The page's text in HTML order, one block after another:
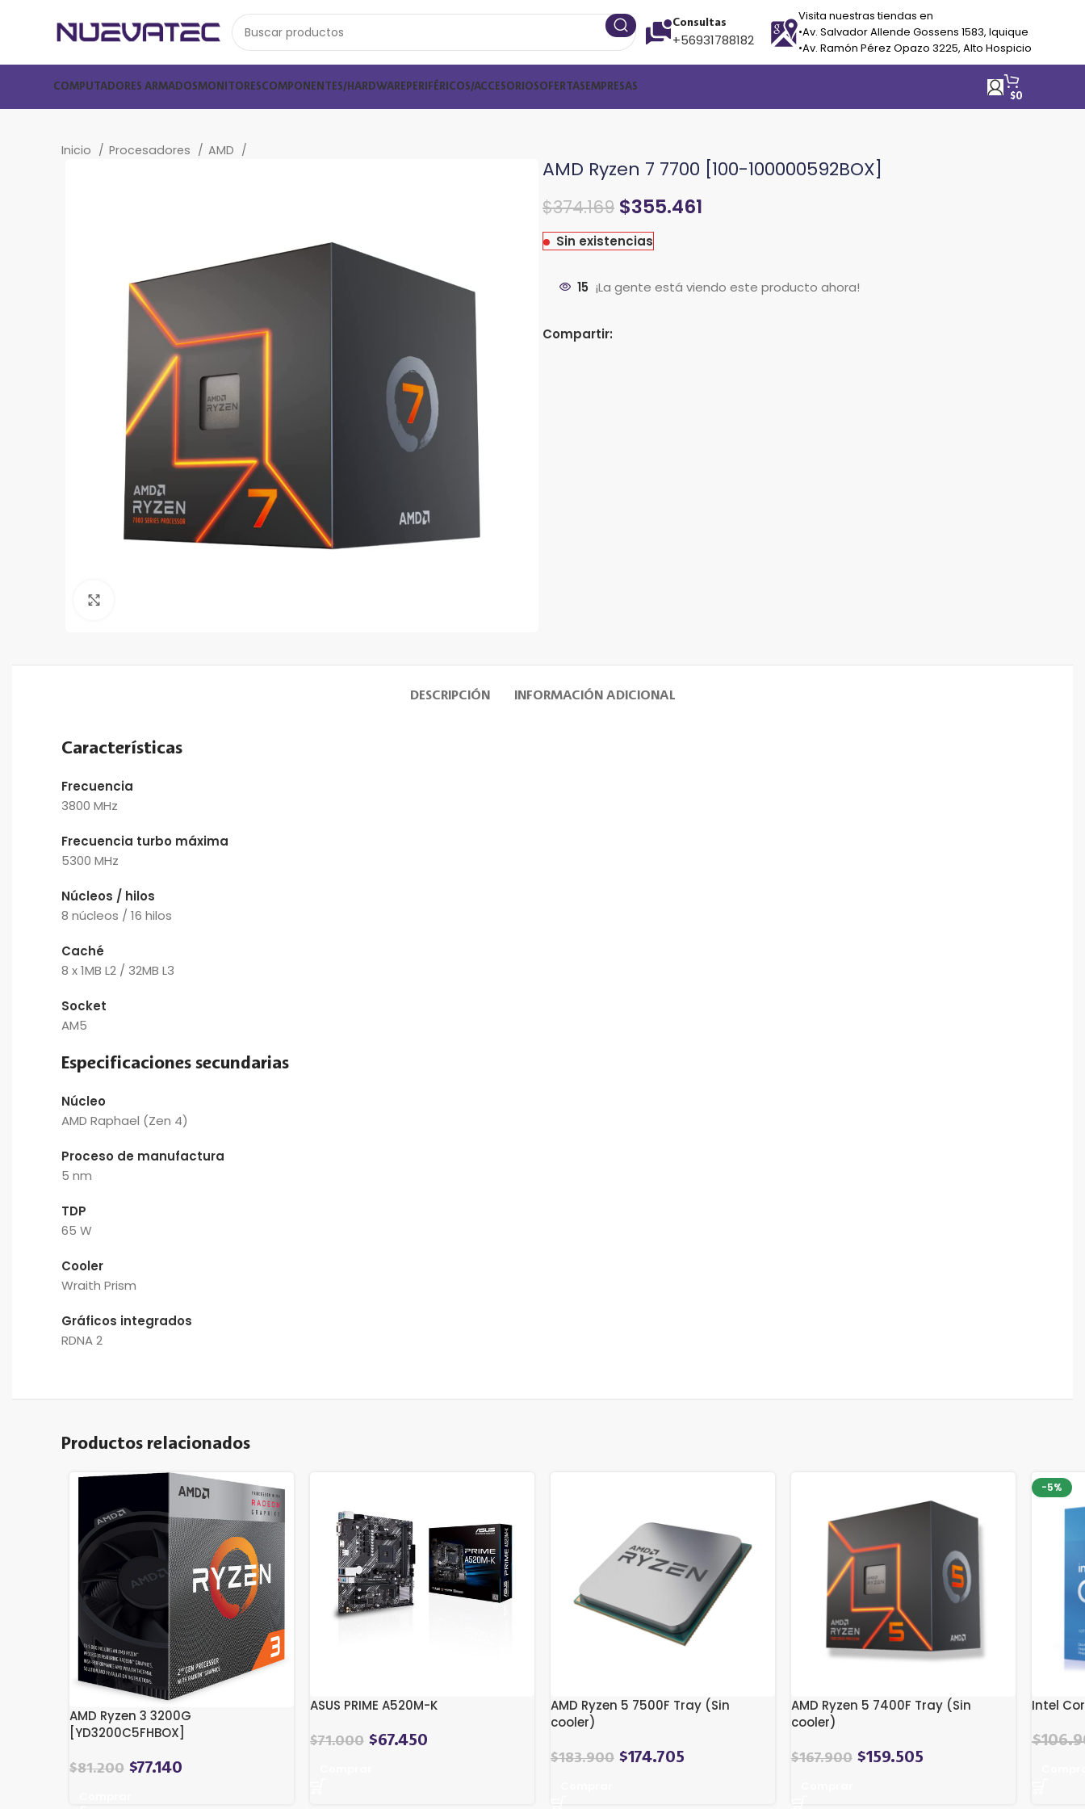
Consultas
+56931788182
Visita nuestras tiendas en
•Av. Salvador Allende Gossens 1583, Iquique
•Av. Ramón Pérez Opazo 3225, Alto Hospicio
COMPUTADORES ARMADOSMONITORESCOMPONENTES/HARDWARE PERIFÉRICOS/ACCESORIOSOFERTAS EMPRESAS
$0
Inicio Procesadores AMD
AMD Ryzen 7 7700 [100-100000592BOX]
$374.169 $355.461
Sin existencias
15 ¡La gente está viendo este producto ahora!
Compartir:
DESCRIPCIÓN INFORMACIÓN ADICIONAL
Características
Frecuencia
3800 MHz
Frecuencia turbo máxima
5300 MHz
Núcleos / hilos
8 núcleos / 16 hilos
Caché
8 x 1MB L2 / 32MB L3
Socket
AM5
Especificaciones secundarias
Núcleo
AMD Raphael (Zen 4)
Proceso de manufactura
5 nm
TDP
65 W
Cooler
Wraith Prism
Gráficos integrados
RDNA 2
Productos relacionados
AMD Ryzen 3 3200G
[YD3200C5FHBOX]
$81.200 $77.140
ASUS PRIME A520M-K
$71.000 $67.450
AMD Ryzen 5 7500F Tray (Sin
cooler)
$183.900 $174.705
AMD Ryzen 5 7400F Tray (Sin
cooler)
$167.900 $159.505
-5%
Intel
El
$